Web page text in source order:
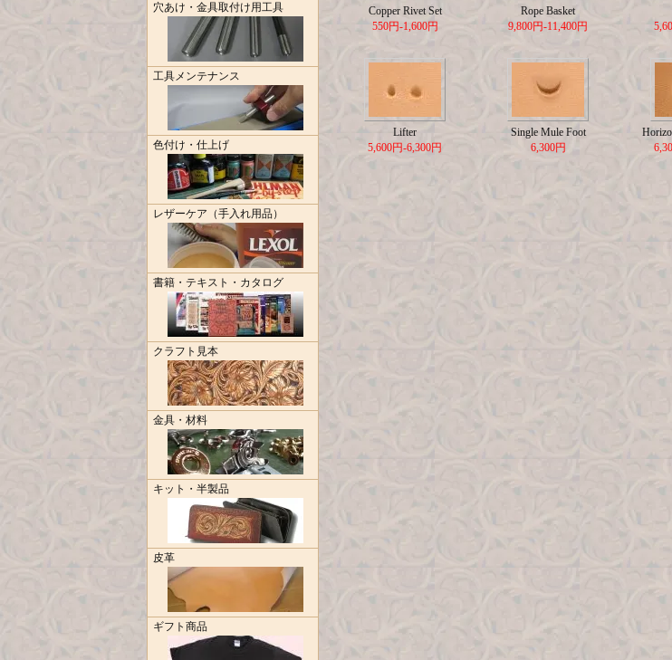
穴あけ・金具取付け用工具
工具メンテナンス
色付け・仕上げ
レザーケア（手入れ用品）
書籍・テキスト・カタログ
クラフト見本
金具・材料
キット・半製品
皮革
ギフト商品
Copper Rivet Set
550円-1,600円
Rope Basket
9,800円-11,400円
Lifter
5,600円-6,300円
Single Mule Foot
6,300円